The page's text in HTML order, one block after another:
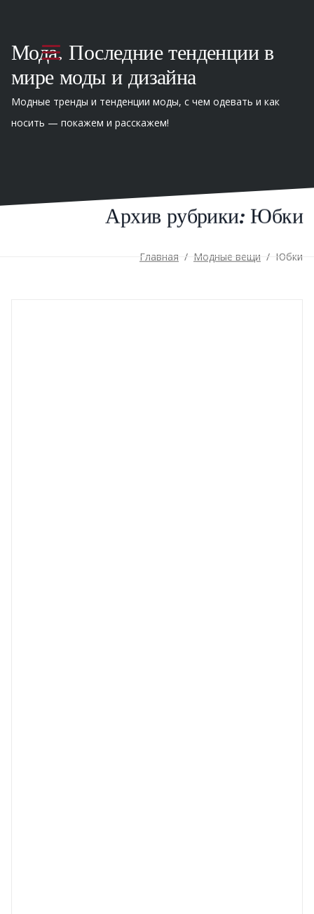
Мода. Последние тенденции в
мире моды и дизайна
Модные тренды и тенденции моды, с чем одевать и как
носить — покажем и расскажем!
Архив рубрики: Юбки
Главная / Модные вещи / Юбки